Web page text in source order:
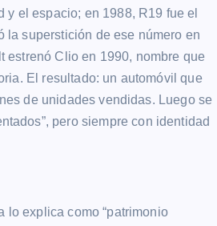
el espacio; en 1988, R19 fue el
la superstición de ese número en
estrenó Clio en 1990, nombre que
El resultado: un automóvil que
de unidades vendidas. Luego se
pero siempre con identidad
lo explica como “patrimonio